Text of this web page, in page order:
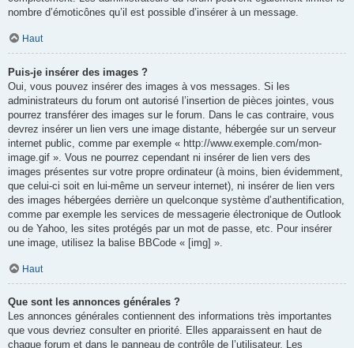
nombre d’émoticônes qu’il est possible d’insérer à un message.
Haut
Puis-je insérer des images ?
Oui, vous pouvez insérer des images à vos messages. Si les
administrateurs du forum ont autorisé l’insertion de pièces jointes, vous
pourrez transférer des images sur le forum. Dans le cas contraire, vous
devrez insérer un lien vers une image distante, hébergée sur un serveur
internet public, comme par exemple « http://www.exemple.com/mon-
image.gif ». Vous ne pourrez cependant ni insérer de lien vers des
images présentes sur votre propre ordinateur (à moins, bien évidemment,
que celui-ci soit en lui-même un serveur internet), ni insérer de lien vers
des images hébergées derrière un quelconque système d’authentification,
comme par exemple les services de messagerie électronique de Outlook
ou de Yahoo, les sites protégés par un mot de passe, etc. Pour insérer
une image, utilisez la balise BBCode « [img] ».
Haut
Que sont les annonces générales ?
Les annonces générales contiennent des informations très importantes
que vous devriez consulter en priorité. Elles apparaissent en haut de
chaque forum et dans le panneau de contrôle de l’utilisateur. Les